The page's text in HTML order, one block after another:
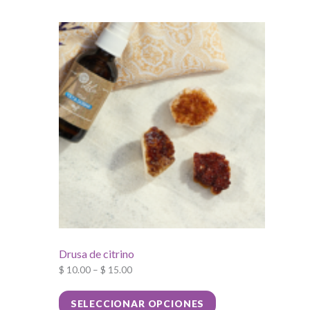
Drusa de citrino
$ 10.00 – $ 15.00
SELECCIONAR OPCIONES
producto